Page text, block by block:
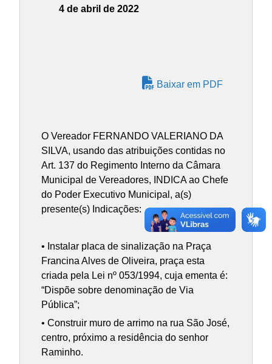
4 de abril de 2022
Baixar em PDF
O Vereador FERNANDO VALERIANO DA
SILVA, usando das atribuições contidas no
Art. 137 do Regimento Interno da Câmara
Municipal de Vereadores, INDICA ao Chefe
do Poder Executivo Municipal, a(s)
presente(s) Indicações:
• Instalar placa de sinalização na Praça
Francina Alves de Oliveira, praça esta
criada pela Lei nº 053/1994, cuja ementa é:
“Dispõe sobre denominação de Via
Pública”;
• Construir muro de arrimo na rua São José,
centro, próximo a residência do senhor
Raminho.